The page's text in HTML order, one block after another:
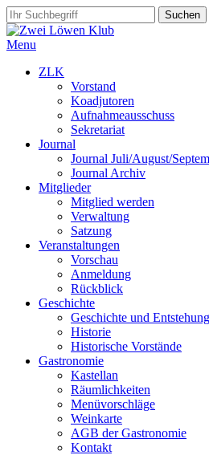
Menu
ZLK
Vorstand
Koadjutoren
Aufnahmeausschuss
Sekretariat
Journal
Journal Juli/August/
Journal Archiv
Mitglieder
Mitglied werden
Verwaltung
Satzung
Veranstaltungen
Vorschau
Anmeldung
Rückblick
Geschichte
Geschichte und Entstehung
Historie
Historische Vorstände
Gastronomie
Kastellan
Räumlichkeiten
Menüvorschläge
Weinkarte
AGB der Gastronomie
Kontakt